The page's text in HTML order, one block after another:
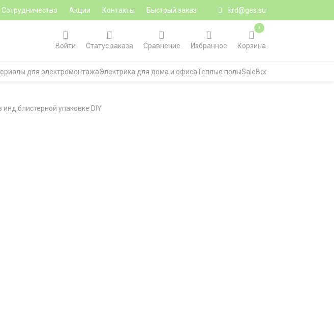
Сотрудничество Акции Контакты Быстрый заказ krd@ges.su
Войти
Статус заказа Сравнение Избранное Корзина
0
для электромонтажаЭлектрика для дома и офисаТеплые полыSaleВсе категории
упаковке DIY